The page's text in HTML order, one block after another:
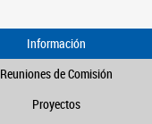
Información
Reuniones de Comisión
Proyectos